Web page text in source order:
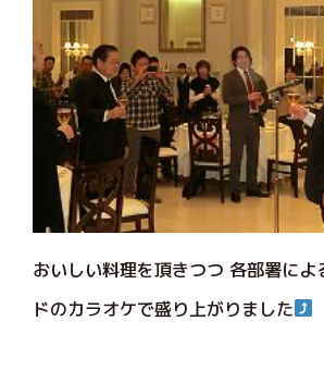
おいしい料理を頂きつつ 各部署によ
ドのカラオケで盛り上がりました